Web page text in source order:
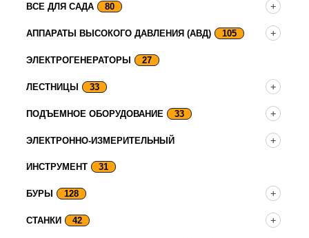
ВСЕ ДЛЯ САДА 80
АППАРАТЫ ВЫСОКОГО ДАВЛЕНИЯ (АВД) 105
ЭЛЕКТРОГЕНЕРАТОРЫ 27
ЛЕСТНИЦЫ 33
ПОДЪЕМНОЕ ОБОРУДОВАНИЕ 33
ЭЛЕКТРОННО-ИЗМЕРИТЕЛЬНЫЙ
ИНСТРУМЕНТ 31
БУРЫ 128
СТАНКИ 42